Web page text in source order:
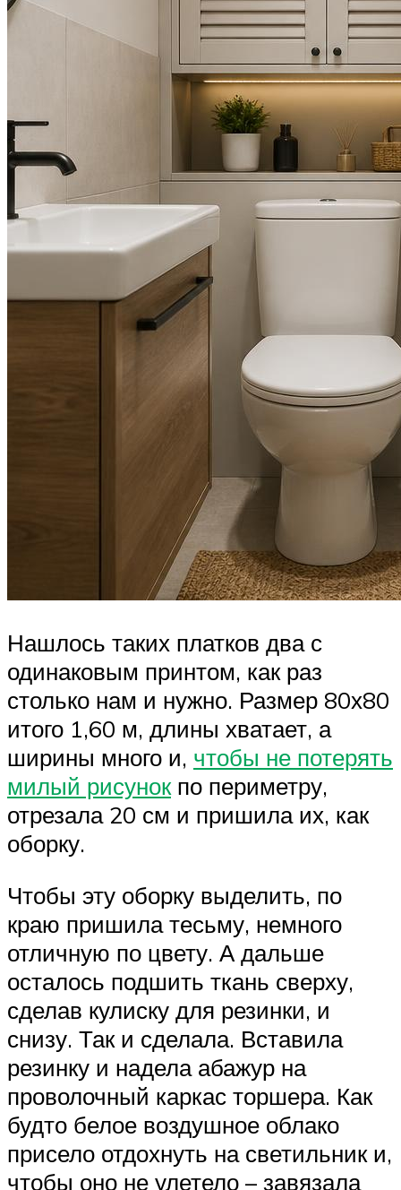
Нашлось таких платков два с
одинаковым принтом, как раз
столько нам и нужно. Размер 80х80
итого 1,60 м, длины хватает, а
ширины много и, чтобы не потерять
милый рисунокпо периметру,
отрезала 20 см и пришила их, как
оборку.
Чтобы эту оборку выделить, по
краю пришила тесьму, немного
отличную по цвету. А дальше
осталось подшить ткань сверху,
сделав кулиску для резинки, и
снизу. Так и сделала. Вставила
резинку и надела абажур на
проволочный каркас торшера. Как
будто белое воздушное облако
присело отдохнуть на светильник и,
чтобы оно не улетело – завязала